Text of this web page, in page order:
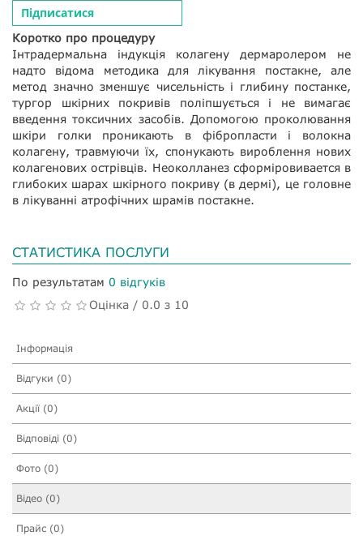
Підписатися
Коротко про процедуру
Інтрадермальна індукція колагену дермаролером не
надто відома методика для лікування постакне, але
метод значно зменшує чисельність і глибину постанке,
тургор шкірних покривів поліпшується і не вимагає
введення токсичних засобів. Допомогою проколювання
шкіри голки проникають в фібропласти і волокна
колагену, травмуючи їх, спонукають вироблення нових
колагенових острівців. Неоколланез сформіровивается в
глибоких шарах шкірного покриву (в дермі), це головне
в лікуванні атрофічних шрамів постакне.
СТАТИСТИКА ПОСЛУГИ
По результатам 0 відгуків
Оцінка / 0.0 з 10
Інформація
Відгуки (0)
Акції (0)
Відповіді (0)
Фото (0)
Відео (0)
Прайс (0)